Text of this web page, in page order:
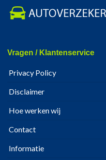
Vragen / Klantenservice
Privacy Policy
Disclaimer
Hoe werken wij
Contact
Informatie